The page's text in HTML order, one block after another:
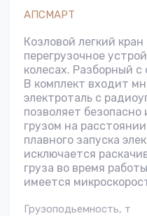
АПСМАРТ
Козловой легкий
перегрузочное
колесах. Разборный
В комплект входит
электроталь с
позволяет безопасно
грузом на
плавного запуска
исключается
груза во время
имеется
Грузоподьемность, т